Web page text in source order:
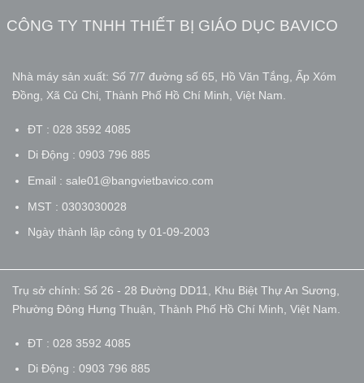
CÔNG TY TNHH THIẾT BỊ GIÁO DỤC BAVICO
Nhà máy sản xuất: Số 7/7 đường số 65, Hồ Văn Tắng, Ấp Xóm
Đồng, Xã Củ Chi, Thành Phố Hồ Chí Minh, Việt Nam.
ĐT : 028 3592 4085
Di Động : 0903 796 885
Email : sale01@bangvietbavico.com
MST : 0303030028
Ngày thành lập công ty 01-09-2003
Trụ sở chính: Số 26 - 28 Đường DD11, Khu Biệt Thự An Sương,
Phường Đông Hưng Thuận, Thành Phố Hồ Chí Minh, Việt Nam.
ĐT : 028 3592 4085
Di Động : 0903 796 885